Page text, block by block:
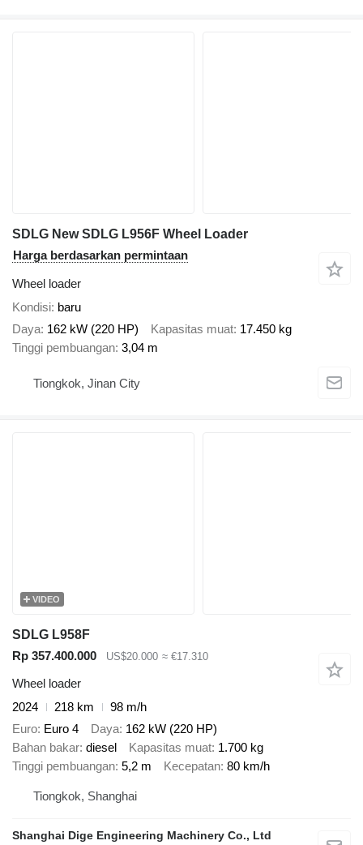
SDLG New SDLG L956F Wheel Loader
Harga berdasarkan permintaan
Wheel loader
Kondisi baru
Daya 162 kW (220 HP) Kapasitas muat 17.450 kg
Tinggi pembuangan 3,04 m
Tiongkok, Jinan City
VIDEO
SDLG L958F
Rp 357.400.000
US$20.000 ≈ €17.310
Wheel loader
2024
218 km
98 m/h
Euro Euro 4 Daya 162 kW (220 HP)
Bahan bakar diesel Kapasitas muat 1.700 kg
Tinggi pembuangan 5,2 m Kecepatan 80 km/h
Tiongkok, Shanghai
Shanghai Dige Engineering Machinery Co., Ltd